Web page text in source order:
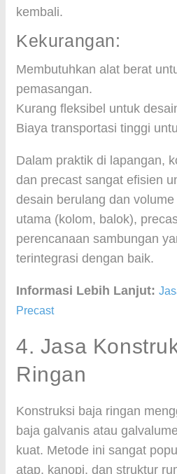
kembali.
Kekurangan:
Membutuhkan alat berat
pemasangan.
Kurang fleksibel untuk
Biaya transportasi tinggi
Dalam praktik di lapangan,
dan precast sangat efisien
desain berulang dan
utama (kolom, balok),
perencanaan sambungan
terintegrasi dengan baik.
Informasi Lebih Lanjut:
Precast
4. Jasa
Ringan
Konstruksi baja ringan
baja galvanis atau
kuat. Metode ini sangat
atap, kanopi, dan struktur